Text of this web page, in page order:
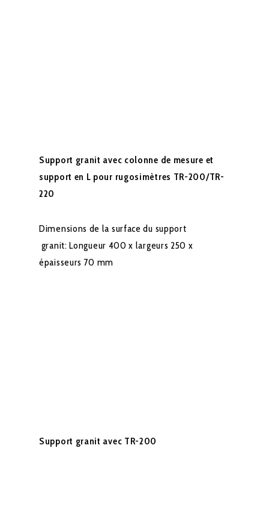
Support granit avec colonne de mesure et
support en L pour rugosimètres TR-200/TR-
220
Dimensions de la surface du support
granit: Longueur 400 x largeurs 250 x
épaisseurs 70 mm
Support granit avec TR-200